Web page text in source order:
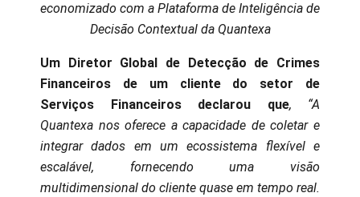
economizado com a Plataforma de Inteligência de
Decisão Contextual da Quantexa
Um Diretor Global de Detecção de Crimes
Financeiros de um cliente do setor de
Serviços Financeiros declarou que, “A
Quantexa nos oferece a capacidade de coletar e
integrar dados em um ecossistema flexível e
escalável, fornecendo uma visão
multidimensional do cliente quase em tempo real.